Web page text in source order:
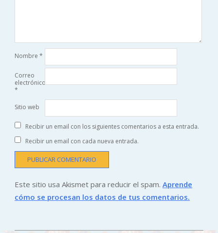
Nombre *
Correo
electrónico
*
Sitio web
Recibir un email con los siguientes comentarios a esta entrada.
Recibir un email con cada nueva entrada.
Este sitio usa Akismet para reducir el spam. Aprende
cómo se procesan los datos de tus comentarios.